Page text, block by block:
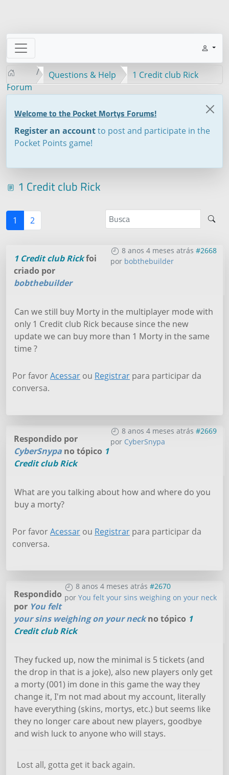
Forum
Questions & Help 1 Credit club Rick
Welcome to the Pocket Mortys Forums!
Register an accountto post and participate in the
Pocket Points game!
1 Credit club Rick
1 2
8 anos 4 meses atrás #2668
por bobthebuilder
1 Credit club Rickfoi
criado por
bobthebuilder
Can we still buy Morty in the multiplayer mode with
only 1 Credit club Rick because since the new
update we can buy more than 1 Morty in the same
time ?
Por favorAcessar ou Registrar para participar da
conversa.
8 anos 4 meses atrás #2669
por CyberSnypa
Respondido por
CyberSnypa no tópico 1
Credit club Rick
What are you talking about how and where do you
buy a morty?
Por favorAcessar ou Registrar para participar da
conversa.
8 anos 4 meses atrás #2670
por You felt your sins weighing on your neck
Respondido
por You felt
your sins weighing on your neckno tópico 1
Credit club Rick
They fucked up, now the minimal is 5 tickets (and
the drop in that is a joke), also new players only get
a morty (001) im done in this game the way they
change it, I'm not mad about my account, literally
have everything (skins, mortys, etc.) but seems like
they no longer care about new players, goodbye
and wish luck to anyone who will stays.
Lost all, gotta get it back again.